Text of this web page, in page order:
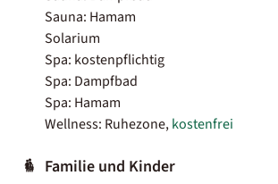
Sauna: Hamam
Solarium
Spa: kostenpflichtig
Spa: Dampfbad
Spa: Hamam
Wellness: Ruhezone,kostenfrei
Familie und Kinder